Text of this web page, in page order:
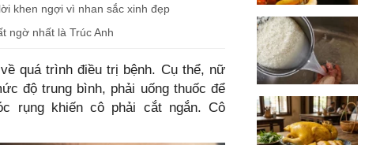
khen ngợi vì nhan sắc xinh đẹp
ngờ nhất là Trúc Anh
quá trình điều trị bệnh. Cụ thể, nữ
độ trung bình, phải uống thuốc để
rụng khiến cô phải cắt ngắn. Cô